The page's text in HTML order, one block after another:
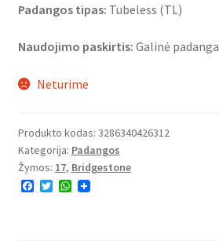
Padangos tipas: Tubeless (TL)
Naudojimo paskirtis: Galinė padanga
Neturime
Produkto kodas: 3286340426312
Kategorija: Padangos
Žymos: 17, Bridgestone
F
T
W